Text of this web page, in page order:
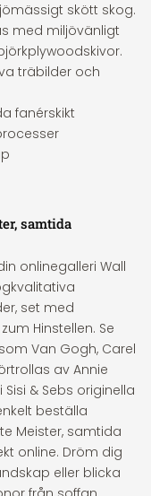
skött skog.
med miljövänligt
träbilder och
fanérskikt
samtida
onlinegalleri Wall
set med
Hinstellen. Se
Van Gogh, Carel
av Annie
& Sebs originella
beställa
Meister, samtida
online. Dröm dig
eller blicka